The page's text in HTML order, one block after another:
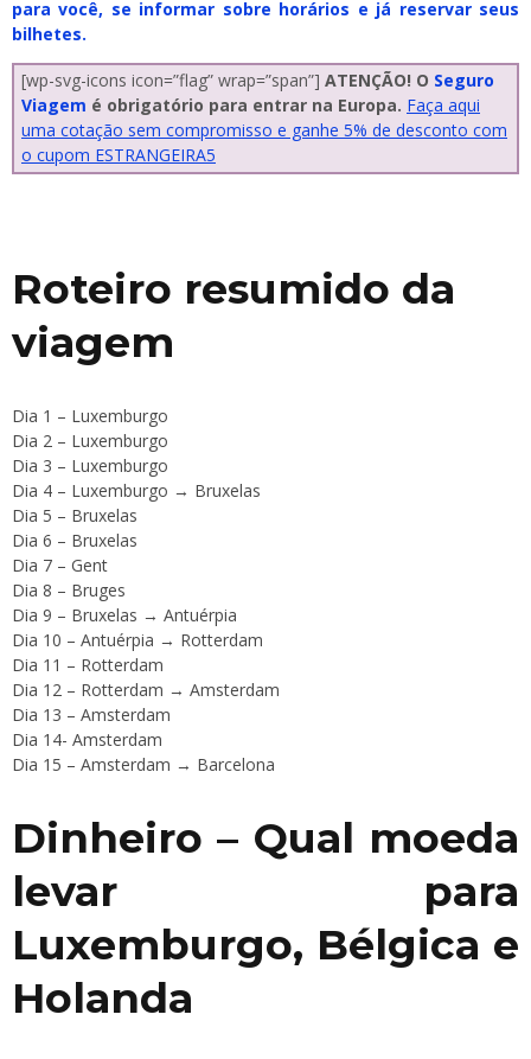
para você, se informar sobre horários e já reservar seus
bilhetes.
[wp-svg-icons icon=”flag” wrap=”span”] ATENÇÃO! O Seguro
Viagem é obrigatório para entrar na Europa. Faça aqui
uma cotação sem compromisso e ganhe 5% de desconto com
o cupom ESTRANGEIRA5
Roteiro resumido da
viagem
Dia 1 – Luxemburgo
Dia 2 – Luxemburgo
Dia 3 – Luxemburgo
Dia 4 – Luxemburgo → Bruxelas
Dia 5 – Bruxelas
Dia 6 – Bruxelas
Dia 7 – Gent
Dia 8 – Bruges
Dia 9 – Bruxelas → Antuérpia
Dia 10 – Antuérpia → Rotterdam
Dia 11 – Rotterdam
Dia 12 – Rotterdam → Amsterdam
Dia 13 – Amsterdam
Dia 14- Amsterdam
Dia 15 – Amsterdam → Barcelona
Dinheiro – Qual moeda
levar para
Luxemburgo, Bélgica e
Holanda